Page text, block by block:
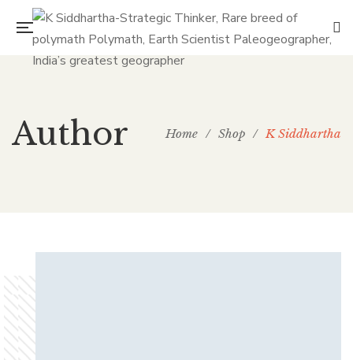
Author Home / Shop / K Siddhartha